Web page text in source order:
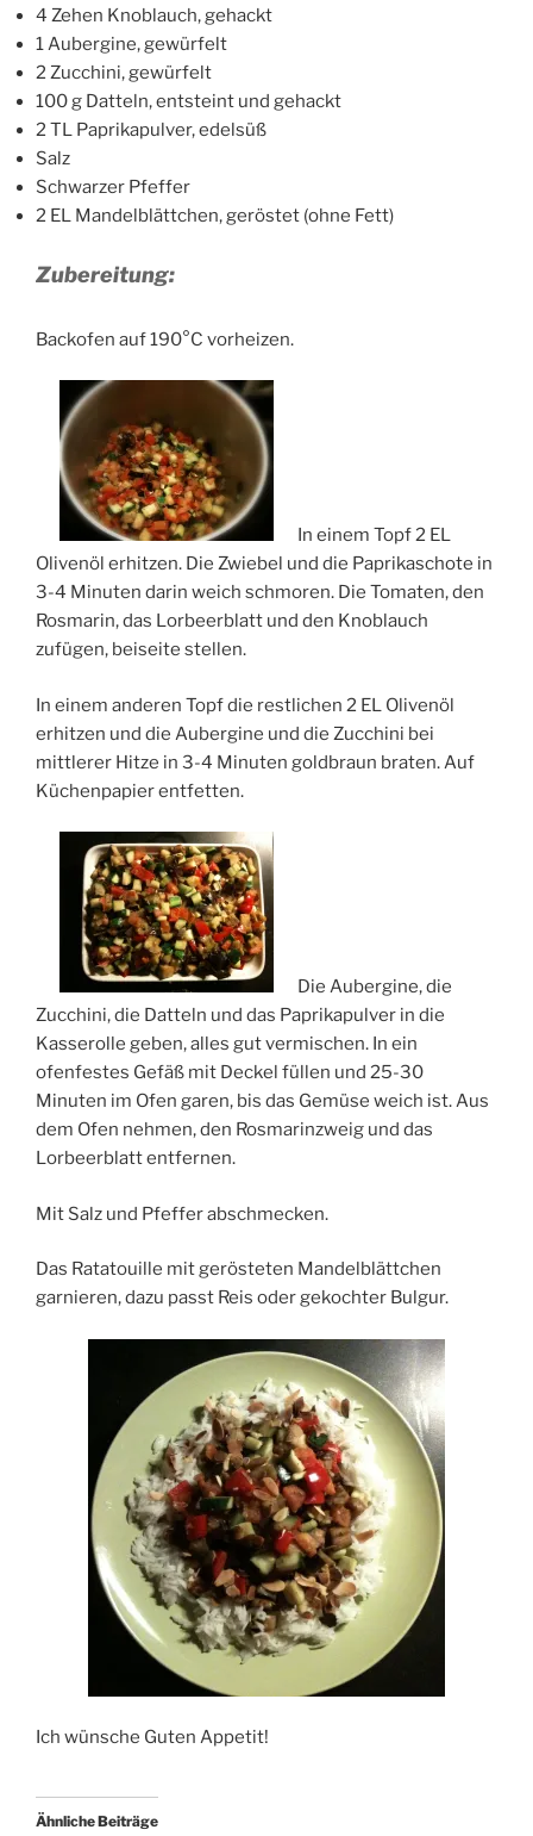
4 Zehen Knoblauch, gehackt
1 Aubergine, gewürfelt
2 Zucchini, gewürfelt
100 g Datteln, entsteint und gehackt
2 TL Paprikapulver, edelsüß
Salz
Schwarzer Pfeffer
2 EL Mandelblättchen, geröstet (ohne Fett)
Zubereitung:
Backofen auf 190°C vorheizen.
In einem Topf 2 EL
Olivenöl erhitzen. Die Zwiebel und die Paprikaschote in
3-4 Minuten darin weich schmoren. Die Tomaten, den
Rosmarin, das Lorbeerblatt und den Knoblauch
zufügen, beiseite stellen.
In einem anderen Topf die restlichen 2 EL Olivenöl
erhitzen und die Aubergine und die Zucchini bei
mittlerer Hitze in 3-4 Minuten goldbraun braten. Auf
Küchenpapier entfetten.
Die Aubergine, die
Zucchini, die Datteln und das Paprikapulver in die
Kasserolle geben, alles gut vermischen. In ein
ofenfestes Gefäß mit Deckel füllen und 25-30
Minuten im Ofen garen, bis das Gemüse weich ist. Aus
dem Ofen nehmen, den Rosmarinzweig und das
Lorbeerblatt entfernen.
Mit Salz und Pfeffer abschmecken.
Das Ratatouille mit gerösteten Mandelblättchen
garnieren, dazu passt Reis oder gekochter Bulgur.
Ich wünsche Guten Appetit!
Ähnliche Beiträge